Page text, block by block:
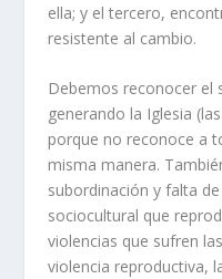
ella; y el tercero,
resistente al cambio.
Debemos reconocer el
generando la Iglesia
porque no reconoce a
misma manera.
subordinación y falta
sociocultural que
violencias que sufren
violencia reproductiva,